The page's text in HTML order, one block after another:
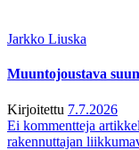
Jarkko Liuska
Muuntojoustava
Kirjoitettu 7.7.2026
Ei kommentteja
rakennuttajan